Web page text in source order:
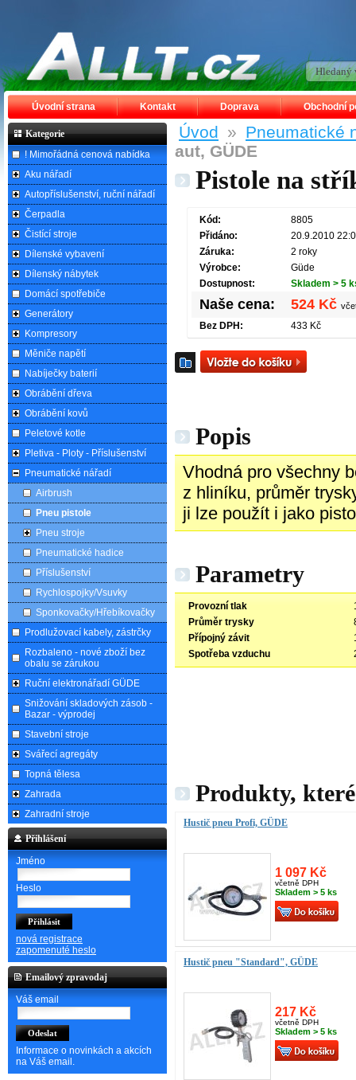
Úvod » Pneumatické
aut, GÜDE
Pistole na
Kód:
8805
Přidáno:
20.9.2010
Záruka:
2 roky
Výrobce:
Güde
Dostupnost:
Skladem > 5
Naše cena: 524 Kč
Bez DPH: 433 Kč
Popis
Vhodná pro všechny
z hliníku, průměr
ji lze použít i jako
Parametry
Provozní tlak
Průměr trysky
Přípojný závit
Spotřeba vzduchu
Produkty,
Hustič pneu Profi, GÜDE
1 097 Kč
včetně DPH
Skladem > 5 ks
Hustič pneu "Standard", GÜDE
217 Kč
včetně DPH
Skladem > 5 ks
Úvodní strana Kontakt Doprava Obchodní
Kategorie
! Mimořádná cenová nabídka
Aku nářadí
Autopříslušenství, ruční nářadí
Čerpadla
Čistící stroje
Dílenské vybavení
Dílenský nábytek
Domácí spotřebiče
Generátory
Kompresory
Měniče napětí
Nabíječky baterií
Obrábění dřeva
Obrábění kovů
Peletové kotle
Pletiva - Ploty - Příslušenství
Pneumatické nářadí
Airbrush
Pneu pistole
Pneu stroje
Pneumatické hadice
Příslušenství
Rychlospojky/Vsuvky
Sponkovačky/Hřebíkovačky
Prodlužovací kabely, zástrčky
Rozbaleno - nové zboží bez
obalu se zárukou
Ruční elektronářadí GÜDE
Snižování skladových zásob -
Bazar - výprodej
Stavební stroje
Svářecí agregáty
Topná tělesa
Zahrada
Zahradní stroje
Přihlášení
Jméno
Heslo
nová registrace
zapomenuté heslo
Emailový zpravodaj
Váš email
Informace o novinkách a akcích
na Váš email.